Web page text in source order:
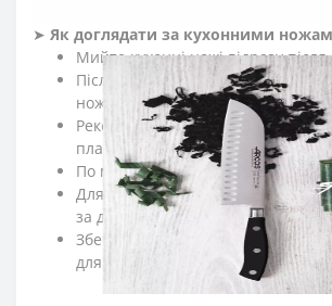
➤ Як доглядати за кухонними
Мийте кухонні ножі відразу
Після експлуатації протирайте
ножі м'якою тканиною.
Рекомендуємо нарізати на
пластиковій дошці.
По можливості ножі для кухні
Для заточки ножів регулярно
за допомогою мусатів Arcos.
Зберігайте кухонні ножі в
для дітей місці.